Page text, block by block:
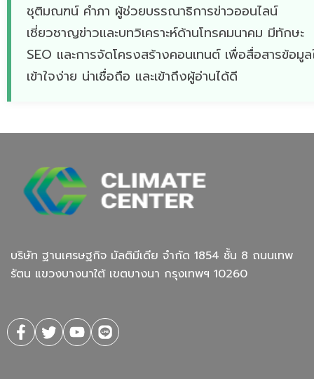
ชุติมณฑน์ คำภา ผู้ช่วยบรรณาธิการข่าวออนไลน์
เชี่ยวชาญข่าวและบทวิเคราะห์ด้านโทรคมนาคม มีทักษะ
SEO และการจัดโครงสร้างคอนเทนต์ เพื่อสื่อสารข้อมูล
เข้าใจง่าย น่าเชื่อถือ และเข้าถึงผู้อ่านได้ดี
บริษัท ฐานเศรษฐกิจ มัลติมีเดีย จํากัด 1854 ชั้น 8 ถนนเทพ
รัตน แขวงบางนาใต้ เขตบางนา กรุงเทพฯ 10260